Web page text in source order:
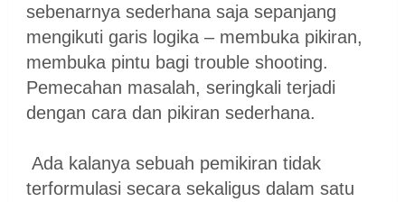
sebenarnya sederhana saja sepanjang
mengikuti garis logika – membuka pikiran,
membuka pintu bagi trouble shooting.
Pemecahan masalah, seringkali terjadi
dengan cara dan pikiran sederhana.
Ada kalanya sebuah pemikiran tidak
terformulasi secara sekaligus dalam satu